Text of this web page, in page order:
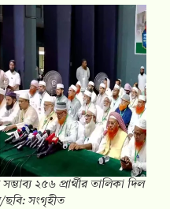
২৫৬ প্রার্থীর তালিকা দিল
সংগৃহীত